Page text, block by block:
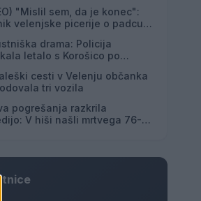
"Mislil sem, da je konec":
velenjske picerije o padcu s
drama: Policija
letalo s Korošico po
cesti v Velenju občanka
tri vozila
pogrešanja razkrila
V hiši našli mrtvega 76-